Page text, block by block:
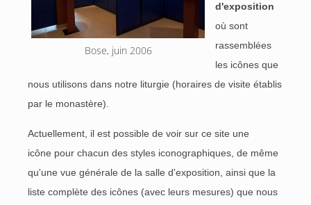
Bose, juin 2006
d'exposition
où sont
rassemblées
les icônes que
nous utilisons dans notre liturgie (horaires de visite établis
par le monastère).
Actuellement, il est possible de voir sur ce site une
icône pour chacun des styles iconographiques, de même
qu'une vue générale de la salle d'exposition, ainsi que la
liste complète des icônes (avec leurs mesures) que nous